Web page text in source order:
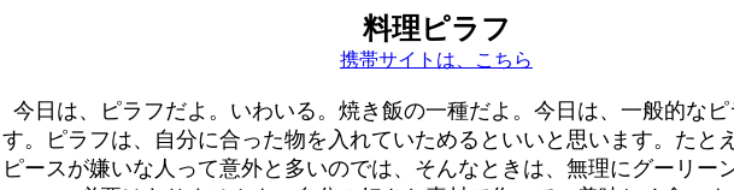
料理ピラフ
携帯サイトは、こちら
今日は、ピラフだよ。いわいる。焼き飯の一種だよ。今日は、一般的な
す。ピラフは、自分に合った物を入れていためるといいと思います。たと
ピースが嫌いな人って意外と多いのでは、そんなときは、無理にグーリー